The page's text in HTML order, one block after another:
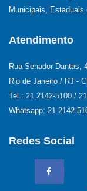
Municipais, Estaduais
Atendimento
Rua Senador Dantas,
Rio de Janeiro / RJ -
Tel.: 21 2142-5100 /
Whatsapp: 21 2142-
Redes Social